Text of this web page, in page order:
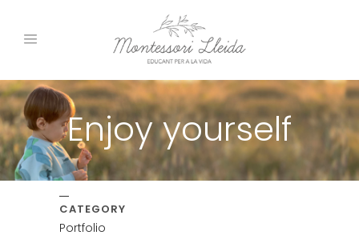
Enjoy yourself
CATEGORY
Portfolio